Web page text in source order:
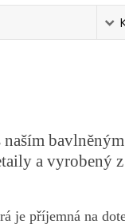
a vyrobený
je příjemná na